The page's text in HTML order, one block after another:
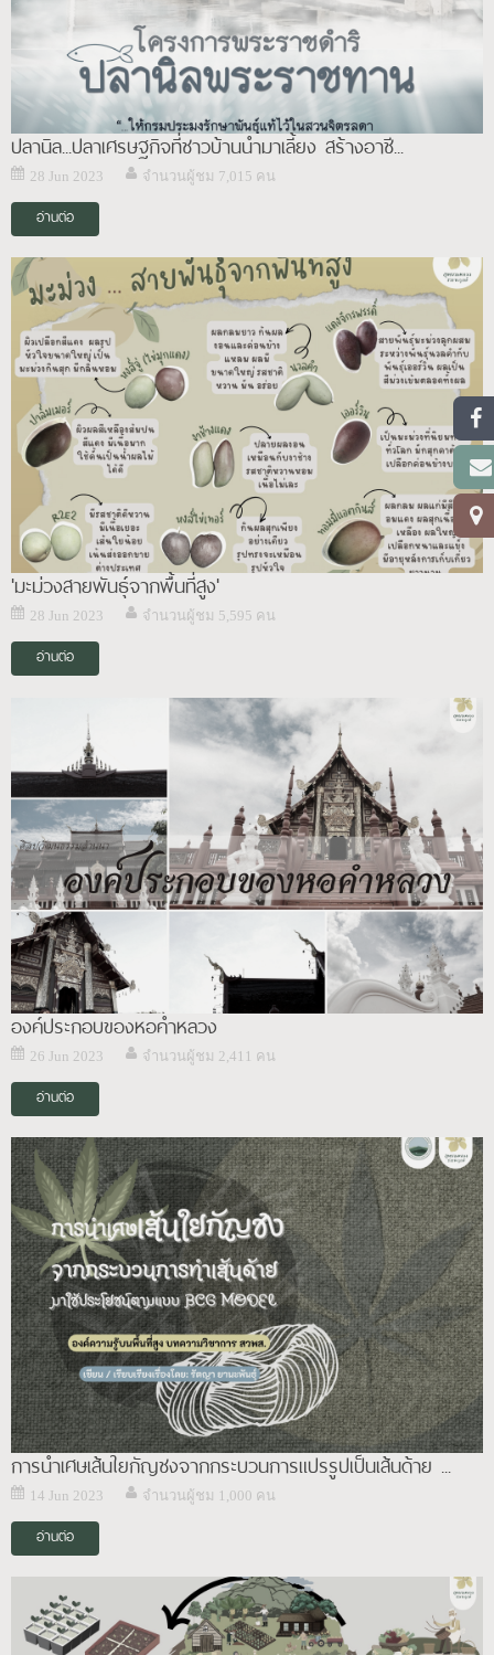
ปลานิล...ปลาเศรษฐกิจที่ชาวบ้านนำมาเลี้ยง สร้างอาชี...
28 Jun 2023 จำนวนผู้ชม 7,015 คน
อ่านต่อ
'มะม่วงสายพันธุ์จากพื้นที่สูง'
28 Jun 2023 จำนวนผู้ชม 5,595 คน
อ่านต่อ
องค์ประกอบของหอคำหลวง
26 Jun 2023 จำนวนผู้ชม 2,411 คน
อ่านต่อ
การนำเศษเส้นใยกัญชงจากกระบวนการแปรรูปเป็นเส้นด้าย ...
14 Jun 2023 จำนวนผู้ชม 1,000 คน
อ่านต่อ